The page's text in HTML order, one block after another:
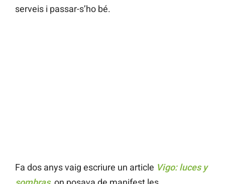
serveis i passar-s’ho bé.
Fa dos anys vaig escriure un article Vigo: luces y